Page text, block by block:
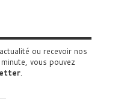
ou recevoir nos
vous pouvez
.